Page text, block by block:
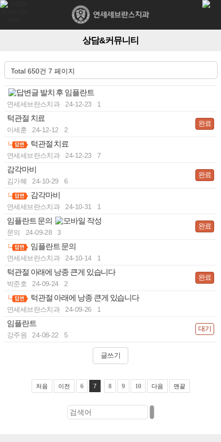
상담&커뮤니티
Total 650건 7 페이지
발치 후 임플란트
연세세브란스치과 24-12-23 1
턱관절 치료
이세훈 24-12-12 2
완료
턱관절 치료
연세세브란스치과 24-12-23 7
감각마비
김가혜 24-10-29 6
완료
감각마비
연세세브란스치과 24-10-31 1
임플란트 문의
문의 24-09-28 3
완료
임플란트 문의
연세세브란스치과 24-10-14 1
턱관절 아래에 낭종 큰게 있습니다
박준호 24-09-24 2
완료
턱관절 아래에 낭종 큰게 있습니다
연세세브란스치과 24-09-26 1
임플란트
강주원 24-08-22 5
대기
글쓰기
처음 이전 6 7 8 9 10 다음 맨끝